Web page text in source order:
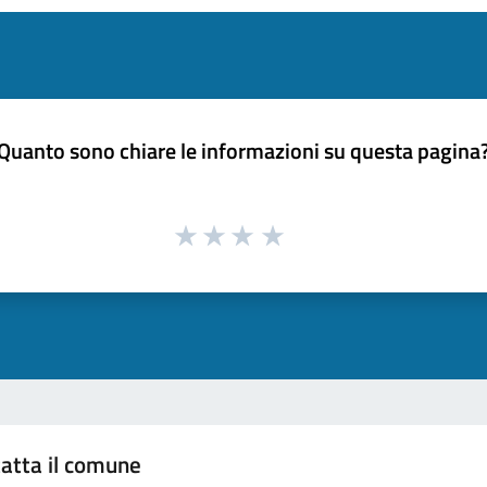
sono chiare le informazioni su questa
il comune